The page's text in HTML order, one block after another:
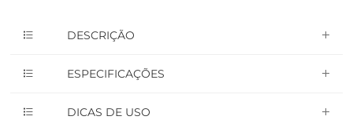
DESCRIÇÃO
ESPECIFICAÇÕES
DICAS DE USO